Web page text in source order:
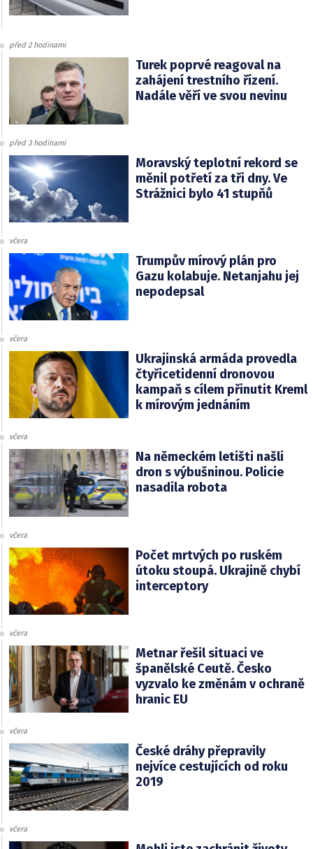
před 2 hodinami
Turek poprvé reagoval na
zahájení trestního řízení.
Nadále věří ve svou nevinu
před 3 hodinami
Moravský teplotní rekord se
měnil potřetí za tři dny. Ve
Strážnici bylo 41 stupňů
včera
Trumpův mírový plán pro
Gazu kolabuje. Netanjahu jej
nepodepsal
včera
Ukrajinská armáda provedla
čtyřicetidenní dronovou
kampaň s cílem přinutit Kreml
k mírovým jednáním
včera
Na německém letišti našli
dron s výbušninou. Policie
nasadila robota
včera
Počet mrtvých po ruském
útoku stoupá. Ukrajině chybí
interceptory
včera
Metnar řešil situaci ve
španělské Ceutě. Česko
vyzvalo ke změnám v ochraně
hranic EU
včera
České dráhy přepravily
nejvíce cestujících od roku
2019
včera